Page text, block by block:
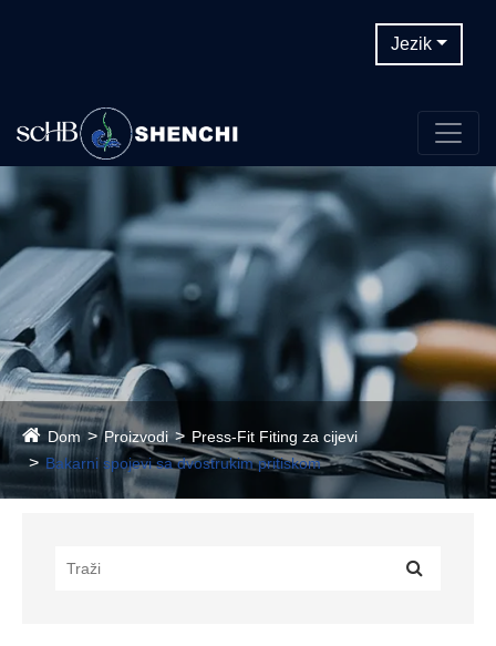
Jezik
Dom Proizvodi
Press-Fit Fiting za cijevi
Bakarni spojevi sa dvostrukim pritiskom